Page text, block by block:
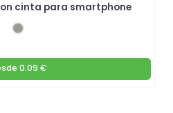
cinta para smartphone
0.09 €